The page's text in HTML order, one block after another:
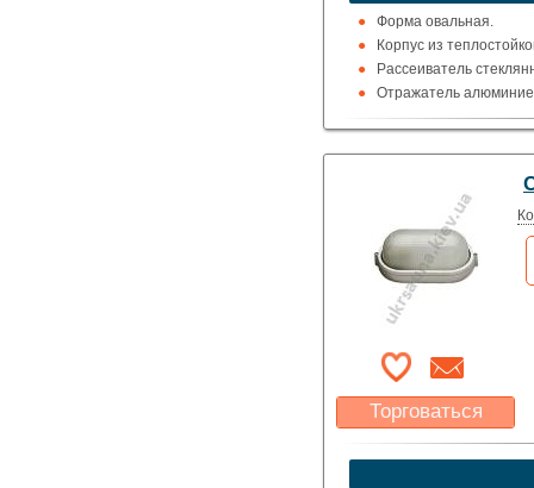
Указать цену
Форма овальная.
Корпус из
Рассеиватель
Отражатель
Торговаться
Какая цена Вас
устроит?